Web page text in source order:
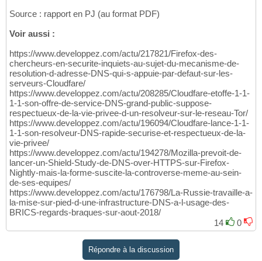
Source : rapport en PJ (au format PDF)
Voir aussi :
https://www.developpez.com/actu/217821/Firefox-des-
chercheurs-en-securite-inquiets-au-sujet-du-mecanisme-de-
resolution-d-adresse-DNS-qui-s-appuie-par-defaut-sur-les-
serveurs-Cloudfare/
https://www.developpez.com/actu/208285/Cloudfare-etoffe-1-1-
1-1-son-offre-de-service-DNS-grand-public-suppose-
respectueux-de-la-vie-privee-d-un-resolveur-sur-le-reseau-Tor/
https://www.developpez.com/actu/196094/Cloudfare-lance-1-1-
1-1-son-resolveur-DNS-rapide-securise-et-respectueux-de-la-
vie-privee/
https://www.developpez.com/actu/194278/Mozilla-prevoit-de-
lancer-un-Shield-Study-de-DNS-over-HTTPS-sur-Firefox-
Nightly-mais-la-forme-suscite-la-controverse-meme-au-sein-
de-ses-equipes/
https://www.developpez.com/actu/176798/La-Russie-travaille-a-
la-mise-sur-pied-d-une-infrastructure-DNS-a-l-usage-des-
BRICS-regards-braques-sur-aout-2018/
14
0
Répondre à la discussion